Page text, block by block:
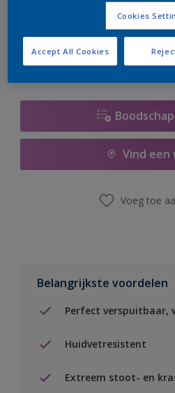
te bestellen. Houd de website
er hard aan om de voorraad
Vind een
Voeg toe
Belangrijkste voordelen
Perfect verspuitbaar,
Huidvetresistent
Extreem stoot- en
Cookies
Accept All Cookies